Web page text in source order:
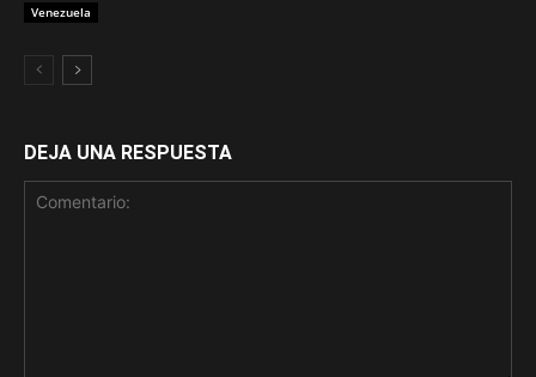
Venezuela
DEJA UNA RESPUESTA